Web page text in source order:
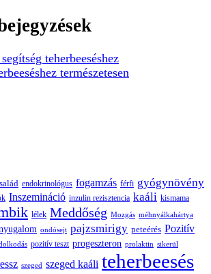
teherbeeséshez
természetesen
endokrinológus fogamzás férfi gyógynövény
Inszemináció inzulin rezisztencia kaáli kismama
lélek Meddőség Mozgás méhnyálkahártya
ondósejt pajzsmirigy peteérés Pozitív
pozitív teszt progeszteron prolaktin sikerül
szeged szeged kaáli teherbeesés